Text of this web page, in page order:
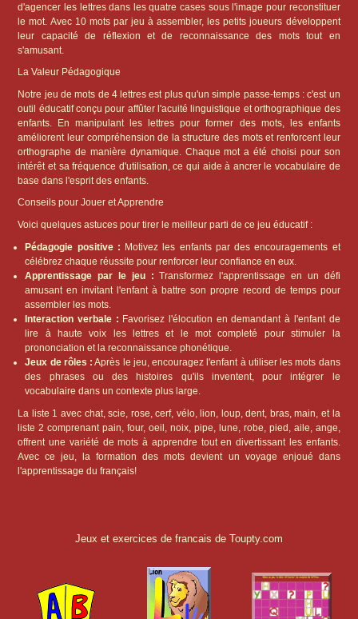
d'agencer les lettres dans les quatre cases sous l'image pour reconstituer
le mot. Avec 10 mots par jeu à assembler, les petits joueurs développent
leur capacité de réflexion et de reconnaissance des mots tout en
s'amusant.
La Valeur Pédagogique
Notre jeu de mots de 4 lettres est plus qu'un simple passe-temps : c'est un
outil éducatif conçu pour affûter l'acuité linguistique et orthographique des
enfants. En manipulant les lettres pour former des mots, les enfants
améliorent leur compréhension de la structure des mots et renforcent leur
orthographe de manière dynamique. Chaque mot a été choisi pour son
intérêt et sa fréquence d'utilisation, ce qui aide à ancrer le vocabulaire de
base dans l'esprit des enfants.
Conseils pour Jouer et Apprendre
Voici quelques astuces pour tirer le meilleur parti de ce jeu éducatif :
Pédagogie positive : Motivez les enfants par des encouragements et
célébrez chaque réussite pour renforcer leur confiance en eux.
Apprentissage par le jeu : Transformez l'apprentissage en un défi
amusant en invitant l'enfant à battre son propre record de temps pour
assembler les mots.
Interaction verbale : Favorisez l'élocution en demandant à l'enfant de
lire à haute voix les lettres et le mot completé pour stimuler la
prononciation et la reconnaissance phonétique.
Jeux de rôles : Après le jeu, encouragez l'enfant à utiliser les mots dans
des phrases ou des histoires qu'ils inventent, pour intégrer le
vocabulaire dans un contexte plus large.
La liste 1 avec chat, scie, rose, cerf, vélo, lion, loup, dent, bras, main, et la
liste 2 comprenant pain, four, oeil, noix, pipe, lune, robe, pied, aile, ange,
offrent une variété de mots à apprendre tout en divertissant les enfants.
Avec ce jeu, la formation des mots devient un voyage enjoué dans
l'apprentissage du français!
Jeux et exercices de francais de Toupty.com